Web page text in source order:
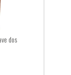
dos